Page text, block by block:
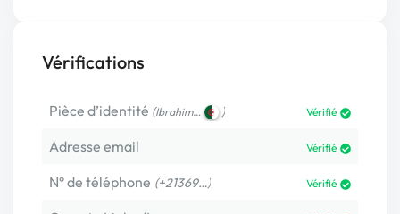
Vérifications
Pièce d’identité (Ibrahim… ) Vérifié
Adresse email Vérifié
N° de téléphone (+21369…) Vérifié